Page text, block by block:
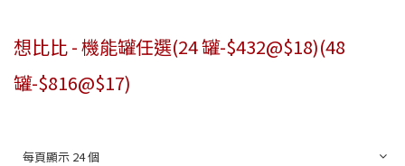
想比比 - 機能罐任選(24 罐-$432@$18)(48
罐-$816@$17)
每頁顯示 24 個